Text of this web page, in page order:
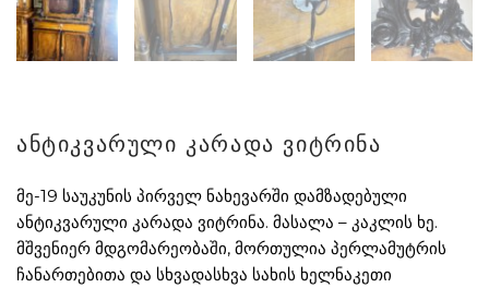
ანტიკვარული კარადა ვიტრინა
მე-19 საუკუნის პირველ ნახევარში დამზადებული
ანტიკვარული კარადა ვიტრინა. მასალა – კაკლის ხე.
მშვენიერ მდგომარეობაში, მორთულია პერლამუტრის
ჩანართებითა და სხვადასხვა სახის ხელნაკეთი